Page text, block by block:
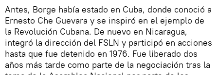
Antes, Borge había estado en Cuba, donde conoció a
Ernesto Che Guevara y se inspiró en el ejemplo de
la Revolución Cubana. De nuevo en Nicaragua,
integró la dirección del FSLN y participó en acciones
hasta que fue detenido en 1976. Fue liberado dos
años más tarde como parte de la negociación tras la